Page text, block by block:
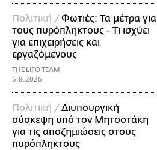
Πολιτική /Φωτιές: Τα μέτρα για
τους πυρόπληκτους - Τι ισχύει
για επιχειρήσεις και
εργαζόμενους
THE LIFO TEAM
5.8.2026
Πολιτική /Διυπουργική
σύσκεψη υπό τον Μητσοτάκη
για τις αποζημιώσεις στους
πυρόπληκτους